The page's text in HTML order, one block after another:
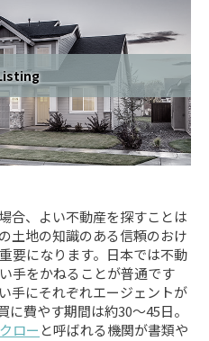
合、よい不動産を探すことは
土地の知識のある信頼のおけ
要になります。日本では不動
手をかねることが普通です
手にそれぞれエージェントが
費やす期間は約30～45日。
ロー と呼ばれる機関が書類や